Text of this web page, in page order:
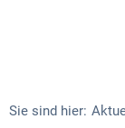
Sie sind hier: